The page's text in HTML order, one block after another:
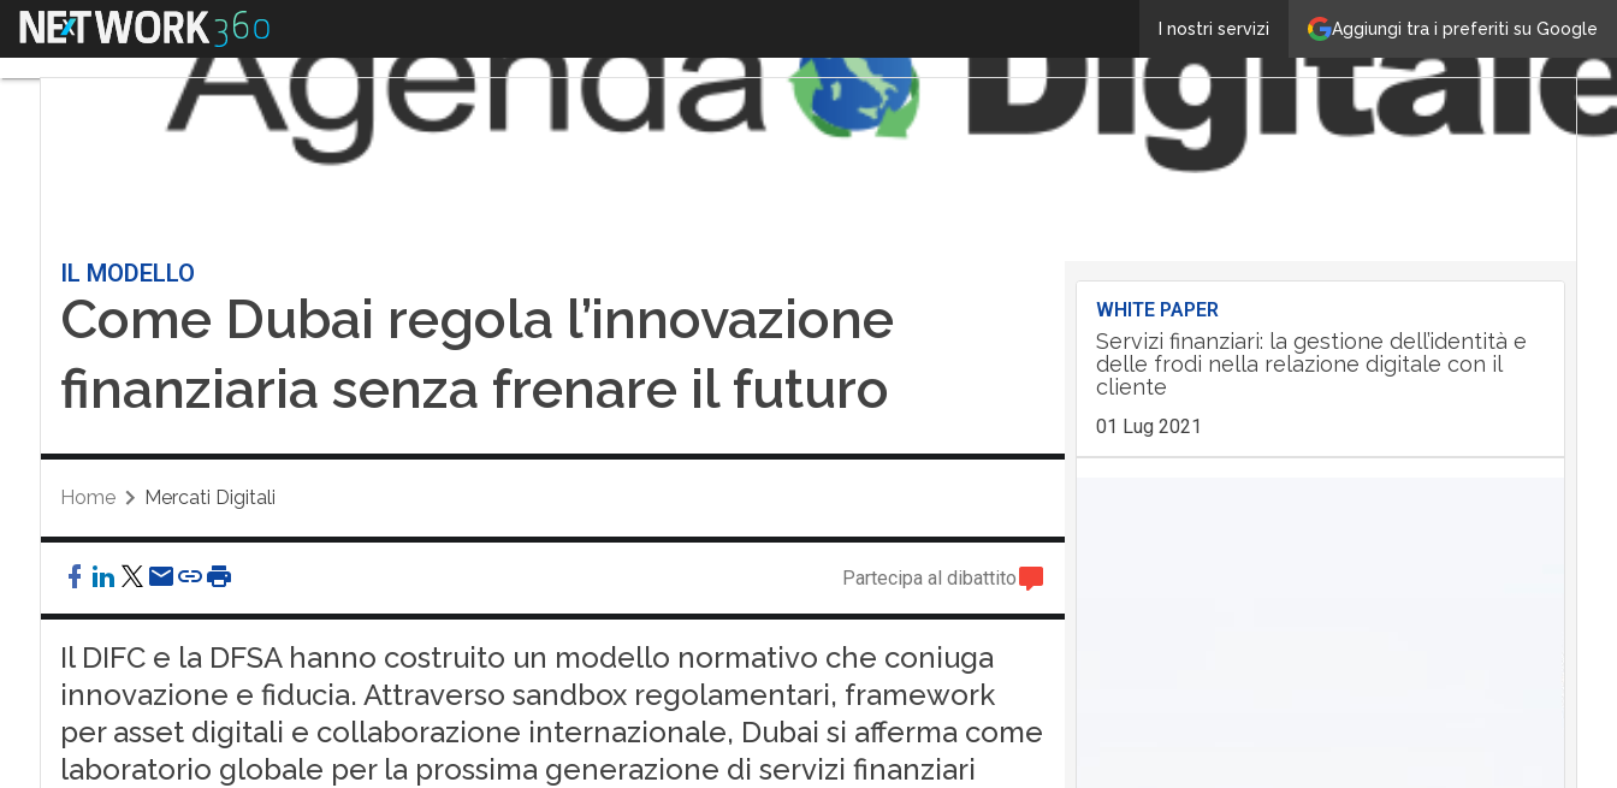
Aggiungi tra i preferiti su Google
I nostri servizi
Menu
IL MODELLO
Come Dubai regola l’innovazione
finanziaria senza frenare il futuro
Home Mercati Digitali
Partecipa al dibattito
Il DIFC e la DFSA hanno costruito un modello normativo che coniuga
innovazione e fiducia. Attraverso sandbox regolamentari, framework
per asset digitali e collaborazione internazionale, Dubai si afferma come
laboratorio globale per la prossima generazione di servizi finanziari
WHITE PAPER
Servizi finanziari: la gestione dell’identità e
delle frodi nella relazione digitale con il
cliente
01 Lug 2021